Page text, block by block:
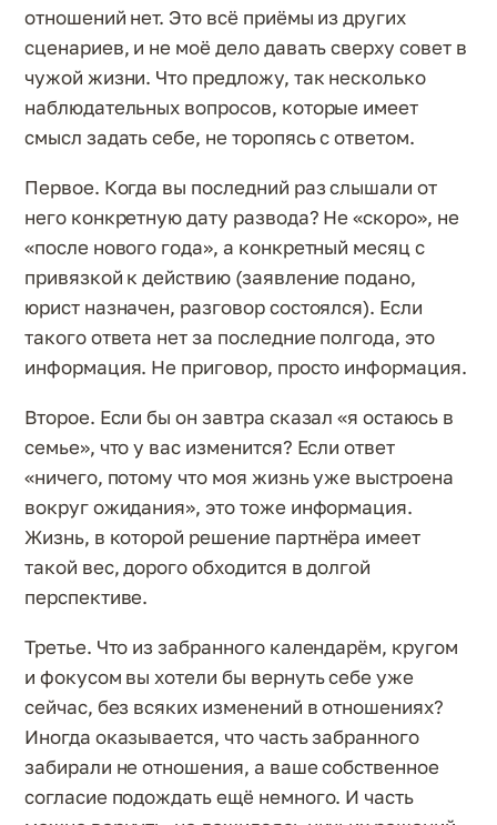
отношений нет. Это всё приёмы из других
сценариев, и не моё дело давать сверху совет в
чужой жизни. Что предложу, так несколько
наблюдательных вопросов, которые имеет
смысл задать себе, не торопясь с ответом.
Первое. Когда вы последний раз слышали от
него конкретную дату развода? Не «скоро», не
«после нового года», а конкретный месяц с
привязкой к действию (заявление подано,
юрист назначен, разговор состоялся). Если
такого ответа нет за последние полгода, это
информация. Не приговор, просто информация.
Второе. Если бы он завтра сказал «я остаюсь в
семье», что у вас изменится? Если ответ
«ничего, потому что моя жизнь уже выстроена
вокруг ожидания», это тоже информация.
Жизнь, в которой решение партнёра имеет
такой вес, дорого обходится в долгой
перспективе.
Третье. Что из забранного календарём, кругом
и фокусом вы хотели бы вернуть себе уже
сейчас, без всяких изменений в отношениях?
Иногда оказывается, что часть забранного
забирали не отношения, а ваше собственное
согласие подождать ещё немного. И часть